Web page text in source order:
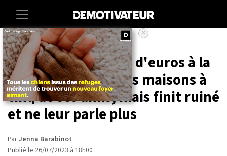
Accueil Societe
Il gagne 12 millions d'euros à la
loterie et achète des maisons à
cinq de ses amis, mais finit ruiné
et ne leur parle plus
ParJenna Barabinot
Publié le 26/07/2023 à 18h00
×